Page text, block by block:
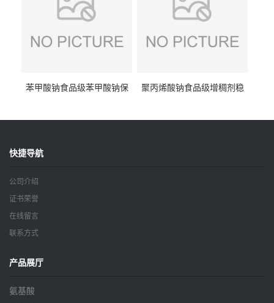
苯甲酸钠食品级苯甲酸钠保
聚丙烯酸钠食品级增稠剂稳
快捷导航
公司介绍
证书荣誉
在线留言
联系方式
产品展厅
氨基酸